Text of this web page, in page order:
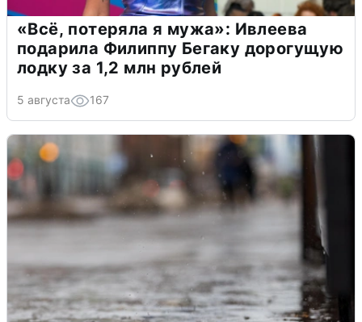
«Всё, потеряла я мужа»: Ивлеева
подарила Филиппу Бегаку дорогущую
лодку за 1,2 млн рублей
5 августа 167